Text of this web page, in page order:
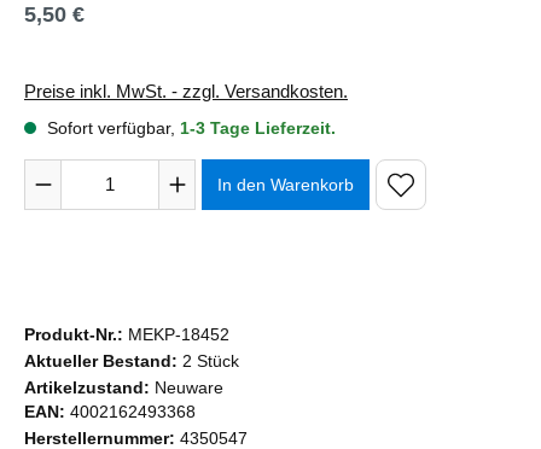
Regulärer Preis:
5,50 €
Preise inkl. MwSt. - zzgl. Versandkosten.
Sofort verfügbar, 1-3 Tage Lieferzeit.
Produkt Anzahl: Gib den gewünschten Wert ein oder
In den Warenkorb
Produkt-Nr.: MEKP-18452
Aktueller Bestand: 2 Stück
Artikelzustand: Neuware
EAN: 4002162493368
Herstellernummer: 4350547